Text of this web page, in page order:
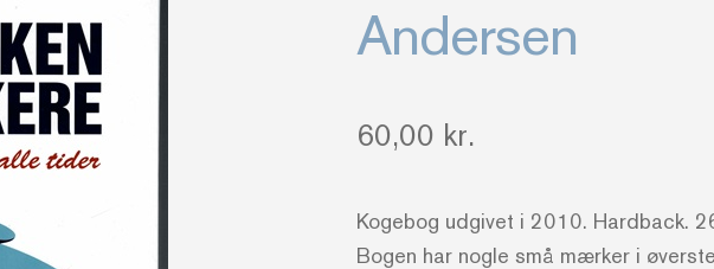
Andersen
60,00 kr.
Kogebog udgivet i 2010. Hardback.
Bogen har nogle små mærker i